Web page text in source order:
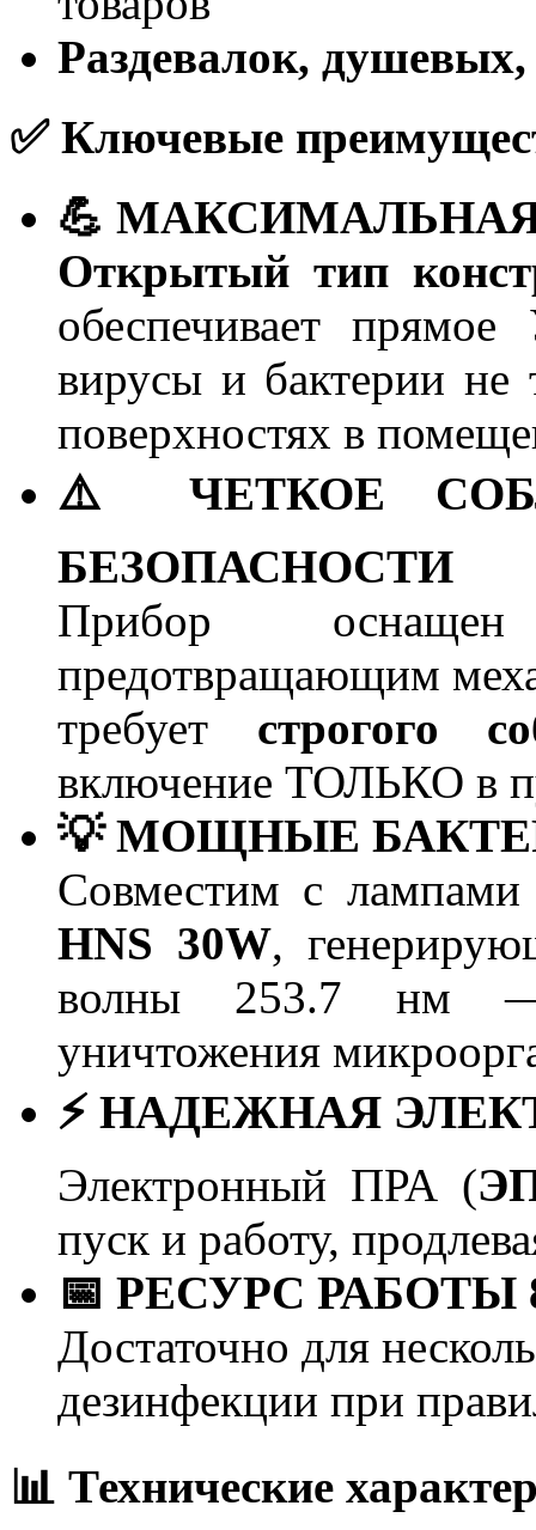
Раздевалок,
✅ Ключевые
💪
Открытый тип
обеспечивает
вирусы и бактерии не
поверхностях в
⚠️ ЧЕТКОЕ
БЕЗОПАСНОСТИ
Прибор
предотвращающим
требует строгого
включение ТОЛЬКО в
💡 МОЩНЫЕ
Совместим с
HNS 30W,
волны 253.7 нм —
уничтожения
⚡ НАДЕЖНАЯ
Электронный ПРА (
пуск и работу,
📅 РЕСУРС РАБОТЫ
Достаточно для
дезинфекции при
📊 Технические